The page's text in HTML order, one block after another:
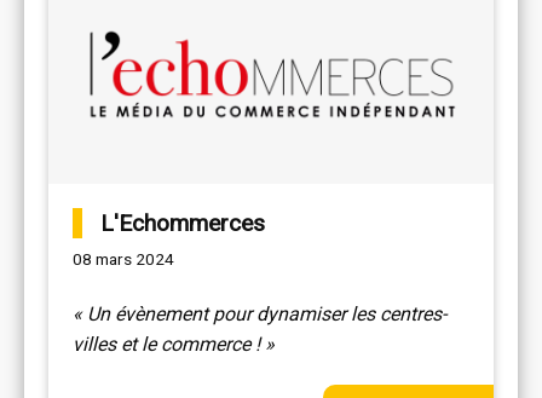
L'Echommerces
08 mars 2024
« Un évènement pour dynamiser les centres-
villes et le commerce ! »